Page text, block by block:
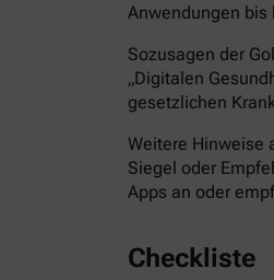
Anwendungen bis
Sozusagen der
„Digitalen
gesetzlichen
Weitere Hinweise
Siegel oder
Apps an oder
Checkliste